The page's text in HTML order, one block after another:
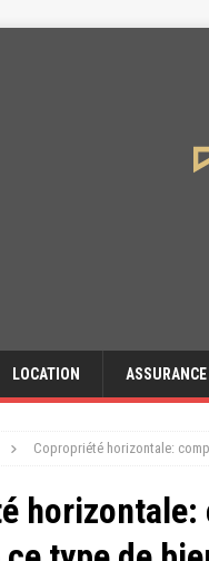
LOCATION ASSURANCE
Copropriété horizontale: